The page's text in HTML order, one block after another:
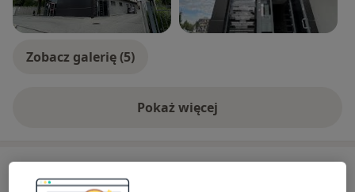
Zobacz galerię (5)
Pokaż więcejo doświadczeniu
Usługi i ceny